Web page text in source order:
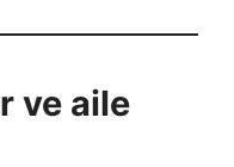
ve aile